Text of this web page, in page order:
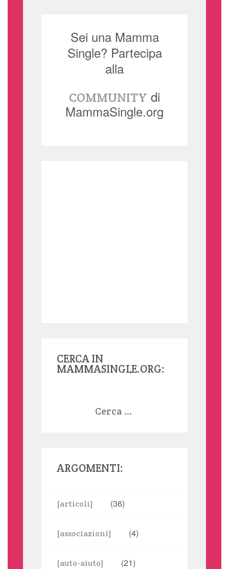
Sei una Mamma
Single? Partecipa
alla
COMMUNITY di
MammaSingle.org
CERCA IN
MAMMASINGLE.ORG:
ARGOMENTI:
[articoli] (36)
[associazioni] (4)
[auto-aiuto] (21)